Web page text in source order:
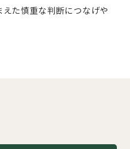
た慎重な判断につなげや